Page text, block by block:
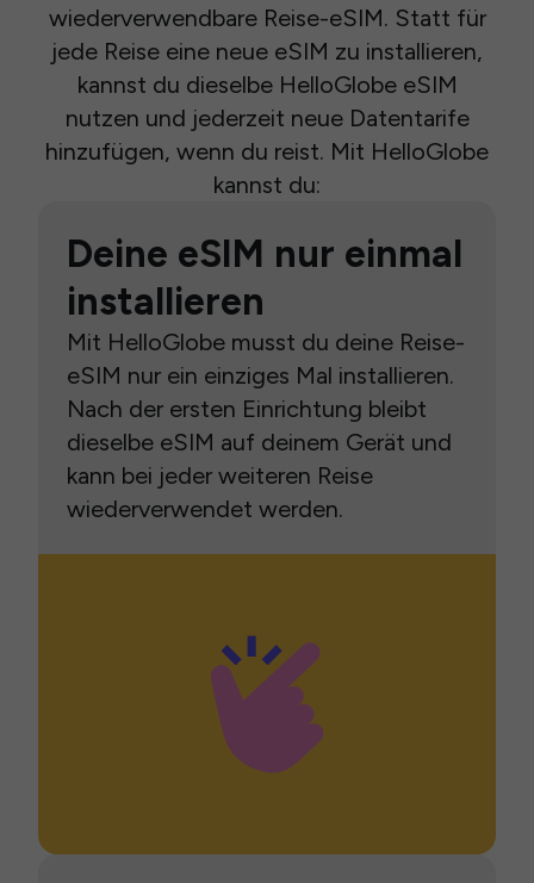
wiederverwendbare Reise-eSIM. Statt für
jede Reise eine neue eSIM zu installieren,
kannst du dieselbe HelloGlobe eSIM
nutzen und jederzeit neue Datentarife
hinzufügen, wenn du reist. Mit HelloGlobe
kannst du:
Deine eSIM nur einmal
installieren
Mit HelloGlobe musst du deine Reise-
eSIM nur ein einziges Mal installieren.
Nach der ersten Einrichtung bleibt
dieselbe eSIM auf deinem Gerät und
kann bei jeder weiteren Reise
wiederverwendet werden.